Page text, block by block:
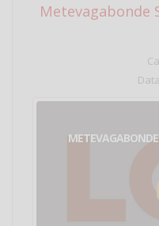
Metevagabonde